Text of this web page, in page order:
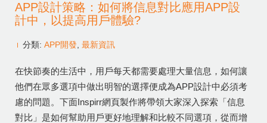
APP設計策略：如何將信息對比應用APP設
計中，以提高用戶體驗?
分類: APP開發 最新資訊
在快節奏的生活中，用戶每天都需要處理大量信息，如何讓
他們在眾多選項中做出明智的選擇便成為APP設計中必須考
慮的問題。下面Inspirr網頁製作將帶領大家深入探索「信息
對比」是如何幫助用戶更好地理解和比較不同選項，從而增